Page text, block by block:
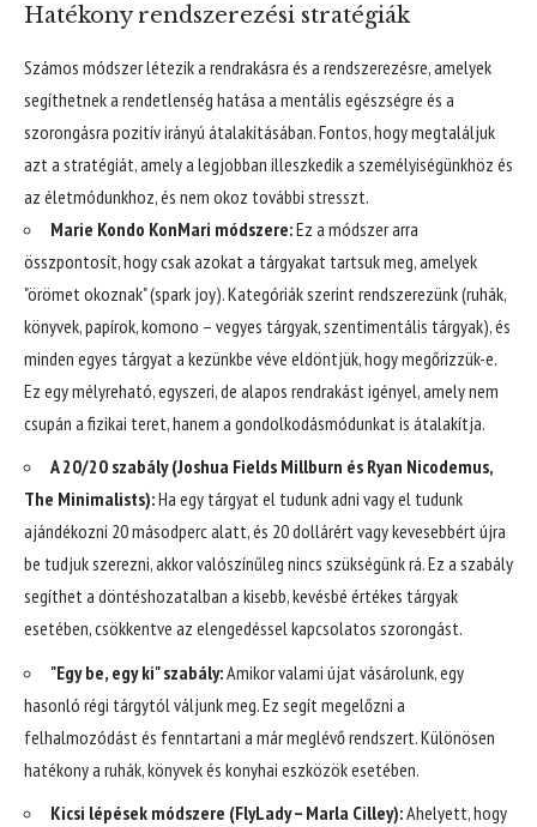
Hatékony rendszerezési stratégiák
Számos módszer létezik a rendrakásra és a rendszerezésre, amelyek
segíthetnek a rendetlenség hatása a mentális egészségre és a
szorongásra pozitív irányú átalakításában. Fontos, hogy megtaláljuk
azt a stratégiát, amely a legjobban illeszkedik a személyiségünkhöz és
az életmódunkhoz, és nem okoz további stresszt.
Marie Kondo KonMari módszere:Ez a módszer arra
összpontosít, hogy csak azokat a tárgyakat tartsuk meg, amelyek
"örömet okoznak" (spark joy). Kategóriák szerint rendszerezünk (ruhák,
könyvek, papírok, komono – vegyes tárgyak, szentimentális tárgyak), és
minden egyes tárgyat a kezünkbe véve eldöntjük, hogy megőrizzük-e.
Ez egy mélyreható, egyszeri, de alapos rendrakást igényel, amely nem
csupán a fizikai teret, hanem a gondolkodásmódunkat is átalakítja.
A 20/20 szabály (Joshua Fields Millburn és Ryan Nicodemus,
The Minimalists):Ha egy tárgyat el tudunk adni vagy el tudunk
ajándékozni 20 másodperc alatt, és 20 dollárért vagy kevesebbért újra
be tudjuk szerezni, akkor valószínűleg nincs szükségünk rá. Ez a szabály
segíthet a döntéshozatalban a kisebb, kevésbé értékes tárgyak
esetében, csökkentve az elengedéssel kapcsolatos szorongást.
"Egy be, egy ki" szabály:Amikor valami újat vásárolunk, egy
hasonló régi tárgytól váljunk meg. Ez segít megelőzni a
felhalmozódást és fenntartani a már meglévő rendszert. Különösen
hatékony a ruhák, könyvek és konyhai eszközök esetében.
Kicsi lépések módszere (FlyLady – Marla Cilley):Ahelyett, hogy